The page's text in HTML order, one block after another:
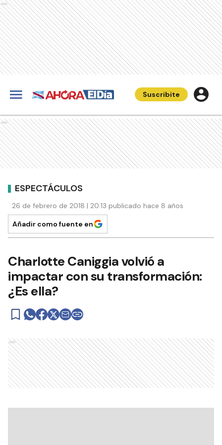
Ads
Suscribite
Ads
ESPECTÁCULOS
26 de febrero de 2018 | 20:13 publicado hace 8 años
Añadir como fuente en
Charlotte Caniggia volvió a
impactar con su transformación:
¿Es ella?
Ads